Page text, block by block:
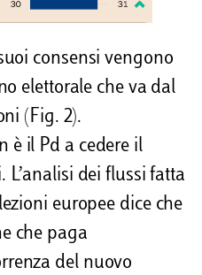
consensi vengono
elettorale che va dal
(Fig. 2).
è il Pd a cedere il
dei flussi fatta
europee dice che
che paga
del nuovo